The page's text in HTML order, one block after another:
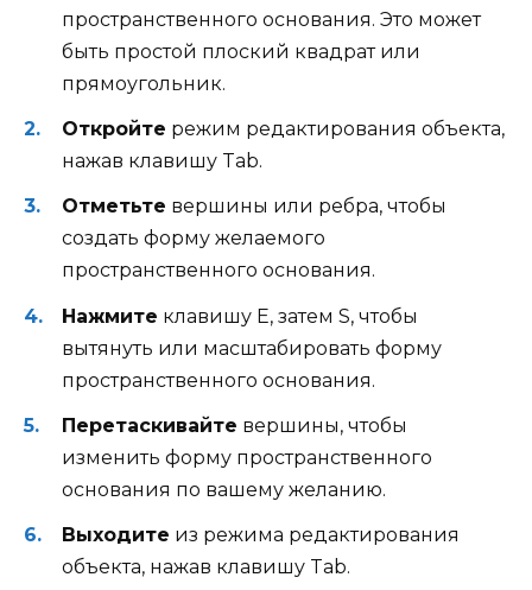
пространственного основания. Это может
быть простой плоский квадрат или
прямоугольник.
Откройте режим редактирования объекта,
нажав клавишу Tab.
Отметьте вершины или ребра, чтобы
создать форму желаемого
пространственного основания.
Нажмите клавишу E, затем S, чтобы
вытянуть или масштабировать форму
пространственного основания.
Перетаскивайте вершины, чтобы
изменить форму пространственного
основания по вашему желанию.
Выходите из режима редактирования
объекта, нажав клавишу Tab.